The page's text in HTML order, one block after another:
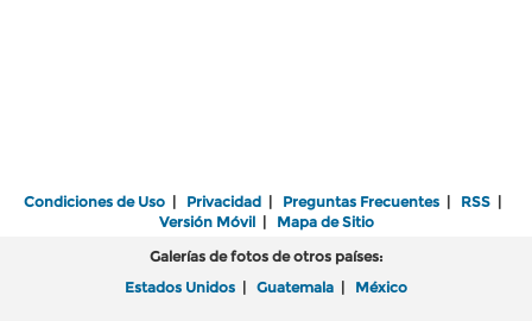
Condiciones de Uso | Privacidad | Preguntas Frecuentes | RSS |
Versión Móvil| Mapa de Sitio
Galerías de fotos de otros países:
Estados Unidos | Guatemala | México